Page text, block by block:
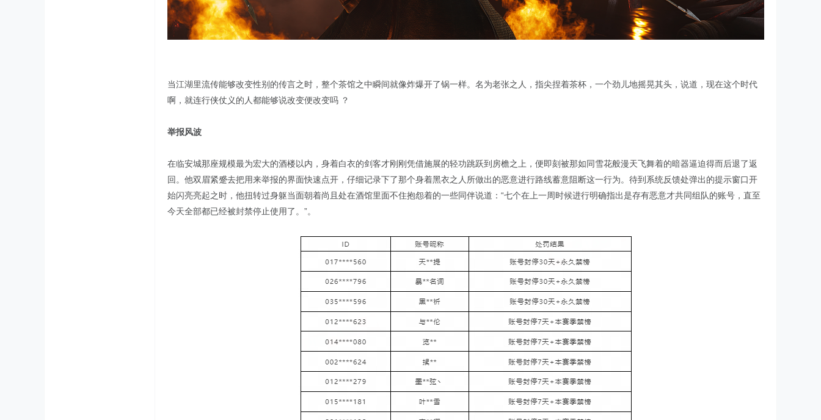
当江湖里流传能够改变性别的传言之时，整个茶馆之中瞬间就像炸爆开了锅一样。名为老张之人，指尖捏着茶杯，一个劲儿地摇晃其头，说道，现在这个时代
啊，就连行侠仗义的人都能够说改变便改变吗 ？
举报风波
在临安城那座规模最为宏大的酒楼以内，身着白衣的剑客才刚刚凭借施展的轻功跳跃到房檐之上，便即刻被那如同雪花般漫天飞舞着的暗器逼迫得而后退了返
回。他双眉紧蹙去把用来举报的界面快速点开，仔细记录下了那个身着黑衣之人所做出的恶意进行路线蓄意阻断这一行为。待到系统反馈处弹出的提示窗口开
始闪亮亮起之时，他扭转过身躯当面朝着尚且处在酒馆里面不住抱怨着的一些同伴说道：“七个在上一周时候进行明确指出是存有恶意才共同组队的账号，直至
今天全部都已经被封禁停止使用了。”。